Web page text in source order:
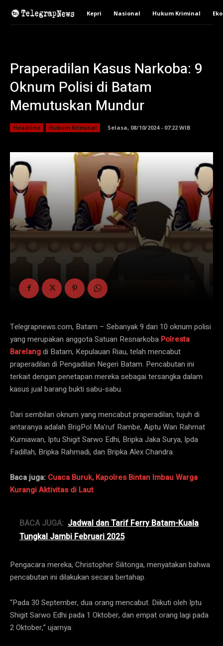
Kepri Nasional Hukum Kriminal
Praperadilan Kasus Narkoba: 9
Oknum Polisi di Batam
Memutuskan Mundur
Headline Hukum Kriminal Selasa, 08/10/2024 - 07:22 WIB
Telegrapnews.com, Batam – Sebanyak 9 dari 10 oknum polisi
yang merupakan anggota Satuan Resnarkoba Polresta
Barelangdi Batam, Kepulauan Riau, telah mencabut
praperadilan di Pengadilan Negeri Batam. Pencabutan ini
terkait dengan penetapan mereka sebagai tersangka dalam
kasus jual barang bukti sabu-sabu.
Dari sembilan oknum yang mencabut praperadilan, tujuh di
antaranya adalah BrigPol Ma’ruf Rambe, Aiptu Wan Rahmat
Kurniawan, Iptu Shigit Sarwo Edhi, Bripka Jaka Surya, Ipda
Fadillah, Bripka Rahmadi, dan Bripka Alex Chandra.
Baca juga: Cuaca Buruk, Kapolres Bintan Imbau Warga
Kurangi Aktivitas di Laut
BACA JUGA: Jadwal dan Tarif Ferry Batam-Kuala
Tungkal Jambi Februari 2025
Pengacara mereka, Christopher Silitonga, menyatakan bahwa
pencabutan ini dilakukan secara bertahap.
“Pada 30 September, dua orang mencabut. Diikuti oleh Iptu
Shigit Sarwo Edhi pada 1 Oktober, dan empat orang lagi pada
2 Oktober,” ujarnya.